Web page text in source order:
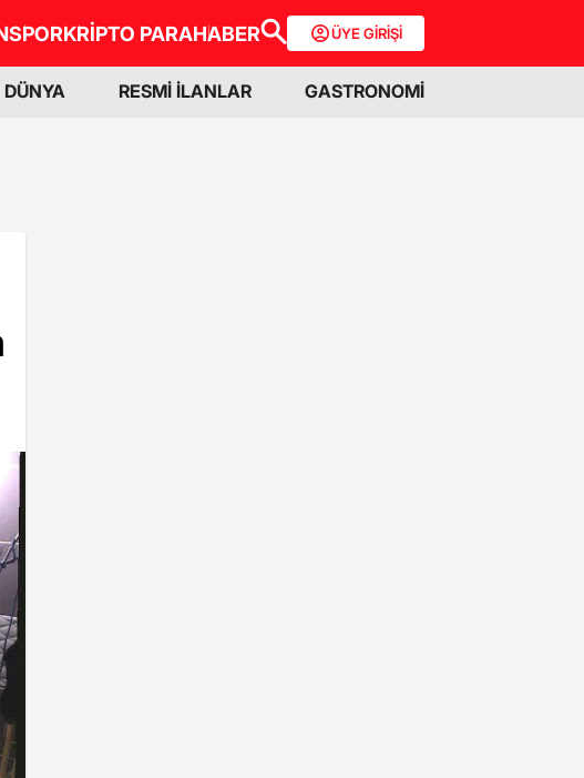
SPORKRİPTO PARAHABER ÜYE GİRİŞİ
DÜNYA RESMİ İLANLAR GASTRONOMİ